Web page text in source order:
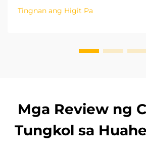
cargo sorting at outdoor yard
Dahil dito, ang uri ng
Tingnan ang Higit Pa
Mga Review ng
Tungkol sa